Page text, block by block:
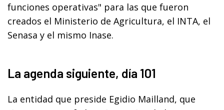
funciones operativas" para las que fueron
creados el Ministerio de Agricultura, el INTA, el
Senasa y el mismo Inase.
La agenda siguiente, día 101
La entidad que preside Egidio Mailland, que